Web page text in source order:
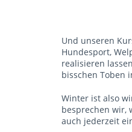
Und unseren
Hundesport,
realisieren
bisschen Toben
Winter ist also
besprechen wir,
auch jederzeit